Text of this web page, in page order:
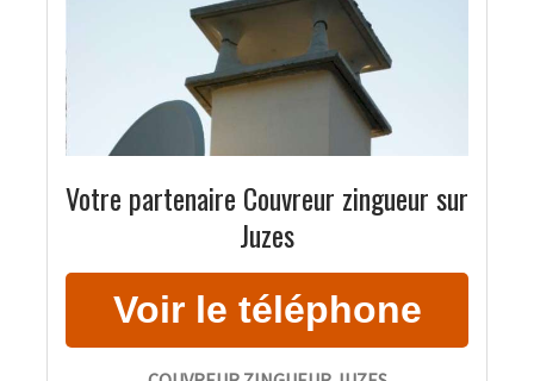
Votre partenaire Couvreur zingueur sur
Juzes